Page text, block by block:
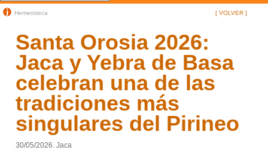
[ VOLVER ]
Hemeroteca
Santa Orosia 2026:
Jaca y Yebra de Basa
celebran una de las
tradiciones más
singulares del Pirineo
30/05/2026. Jaca